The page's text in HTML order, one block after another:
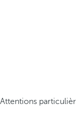
Attentions